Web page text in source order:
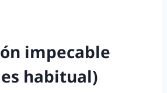
impecable
habitual)